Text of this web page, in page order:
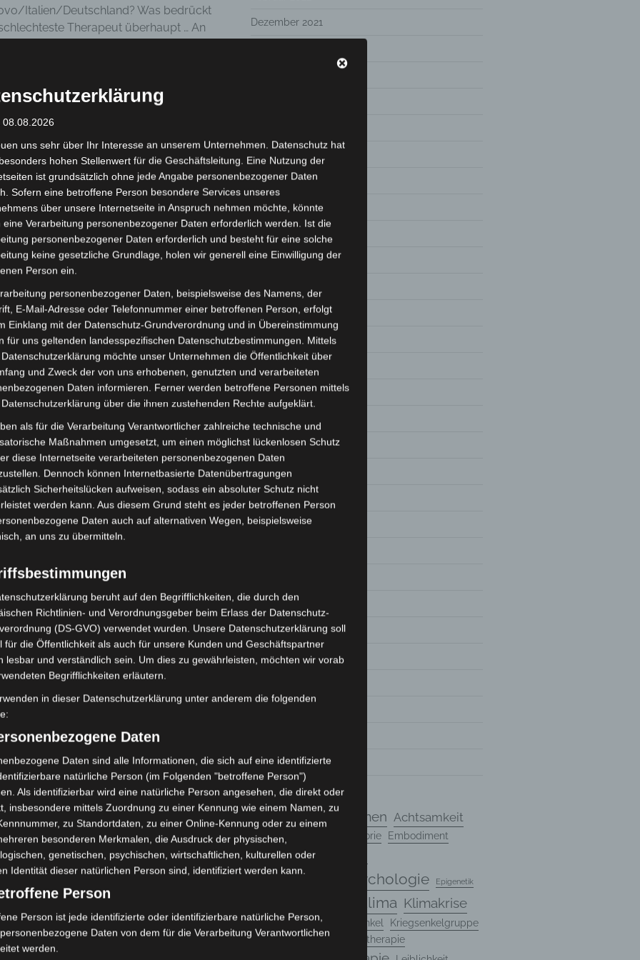
Italien/Deutschland? Was bedrückt
Therapeut überhaupt … An
Soma-Corners angeboten.
denn natürlich ist die Küche
gibt es ein vollständiges
Herausforderung gestellt und
„Ecstatic Dance“. Ich fand für mich
viele der Kolleg*innen hatten große
begann mit einem Vortrag von
„From Grounding to Homing-in.
Emotional Body“
. Maurizio ist im
Welt herumgekommen.
hat er viele Erfahrungen
die er mit seinen Vorstellungen von
die traditionell in der KPT
betrachtet werden, in Japan
finden. Dort steht die soziale
werden die Mitmenschen eher
den ersten Blick unverständlich und
Laufe der Zeit gelernt, diese kulturelle
macht daran den Unterschied von
in (~Einwohnen) deutlich. Geerdet ist
mit der umgebenden Realität,
Daheim-sein zu tun. Es ist die Qualität
Aufgehoben-seins mit anderen.
gemacht. Ähnlich insoweit,
Umgang mit Gefühlen
das Leid und der Schmerz wird dort
Dazu zeigt er uns noch einen
der darüber singt, wie er aus seiner
viele Freunde verloren hat, in
er schließlich als einer von wenigen
hat. Ein erschütterndes
Algafari mit ihrem Beitrag:
through that: Generational
. Sie zeigt uns zunächst die Folge
(1946 – 1964): Aufgewachsen in einer
und sozialen Wandels; geprägt
und einem starken Einfluss
mit dem Wiederaufbau
Dezember 2021
April 2021
Januar 2021
Dezember 2020
November 2020
September 2020
Januar 2020
November 2019
Oktober 2019
August 2019
Juni 2019
Mai 2019
Januar 2019
Juli 2018
Juni 2018
Mai 2018
November 2017
Abwehrmechanismen Achtsamkeit
Berührung Bindungstheorie Embodiment
Empathie
Entwicklungspsychologie Epigenetik
Klima Klimakrise
Kommunikation Kriegsenkel
Kriegsenkelgruppe
Körperorientierte Psychotherapie
08.08.2026
uns sehr über Ihr Interesse an unserem Unternehmen. Datenschutz hat
hohen Stellenwert für die Geschäftsleitung. Eine Nutzung der
ist grundsätzlich ohne jede Angabe personenbezogener Daten
Sofern eine betroffene Person besondere Services unseres
über unsere Internetseite in Anspruch nehmen möchte, könnte
eine Verarbeitung personenbezogener Daten erforderlich werden. Ist die
personenbezogener Daten erforderlich und besteht für eine solche
keine gesetzliche Grundlage, holen wir generell eine Einwilligung der
Person ein.
personenbezogener Daten, beispielsweise des Namens, der
E-Mail-Adresse oder Telefonnummer einer betroffenen Person, erfolgt
Einklang mit der Datenschutz-Grundverordnung und in Übereinstimmung
für uns geltenden landesspezifischen Datenschutzbestimmungen. Mittels
möchte unser Unternehmen die Öffentlichkeit über
und Zweck der von uns erhobenen, genutzten und verarbeiteten
Daten informieren. Ferner werden betroffene Personen mittels
über die ihnen zustehenden Rechte aufgeklärt.
als für die Verarbeitung Verantwortlicher zahlreiche technische und
Maßnahmen umgesetzt, um einen möglichst lückenlosen Schutz
diese Internetseite verarbeiteten personenbezogenen Daten
Dennoch können Internetbasierte Datenübertragungen
Sicherheitslücken aufweisen, sodass ein absoluter Schutz nicht
werden kann. Aus diesem Grund steht es jeder betroffenen Person
Daten auch auf alternativen Wegen, beispielsweise
an uns zu übermitteln.
beruht auf den Begrifflichkeiten, die durch den
Richtlinien- und Verordnungsgeber beim Erlass der Datenschutz-
(DS-GVO) verwendet wurden. Unsere Datenschutzerklärung soll
für die Öffentlichkeit als auch für unsere Kunden und Geschäftspartner
lesbar und verständlich sein. Um dies zu gewährleisten, möchten wir vorab
Begrifflichkeiten erläutern.
in dieser Datenschutzerklärung unter anderem die folgenden
Daten
Daten sind alle Informationen, die sich auf eine identifizierte
natürliche Person (im Folgenden "betroffene Person")
Als identifizierbar wird eine natürliche Person angesehen, die direkt oder
insbesondere mittels Zuordnung zu einer Kennung wie einem Namen, zu
zu Standortdaten, zu einer Online-Kennung oder zu einem
besonderen Merkmalen, die Ausdruck der physischen,
genetischen, psychischen, wirtschaftlichen, kulturellen oder
Identität dieser natürlichen Person sind, identifiziert werden kann.
Person
Person ist jede identifizierte oder identifizierbare natürliche Person,
Daten von dem für die Verarbeitung Verantwortlichen
werden.